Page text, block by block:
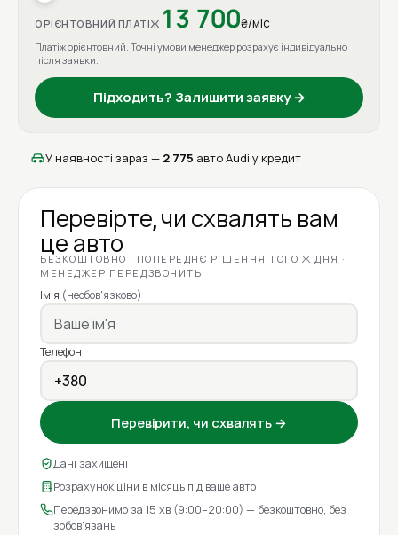
ОРІЄНТОВНИЙ ПЛАТІЖ 13 700₴/міс
Платіж орієнтовний. Точні умови менеджер розрахує індивідуально
після заявки.
Підходить? Залишити заявку →
У наявності зараз — 2 775 авто Audi у кредит
Перевірте, чи схвалять вам
це авто
БЕЗКОШТОВНО · ПОПЕРЕДНЄ РІШЕННЯ ТОГО Ж ДНЯ ·
МЕНЕДЖЕР ПЕРЕДЗВОНИТЬ
Ім'я (необов'язково)
Телефон
Перевірити, чи схвалять →
Дані захищені
Розрахунок ціни в місяць під ваше авто
Передзвонимо за 15 хв (9:00–20:00) — безкоштовно, без
зобов'язань